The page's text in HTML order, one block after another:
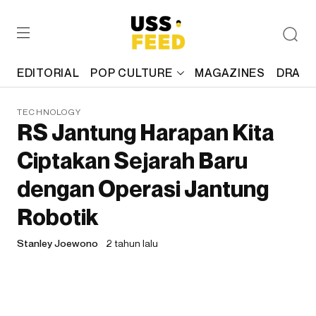
EDITORIAL POP CULTURE MAGAZINES
TECHNOLOGY
RS Jantung Harapan Kita
Ciptakan Sejarah Baru
dengan Operasi Jantung
Robotik
Stanley Joewono 2 tahun lalu